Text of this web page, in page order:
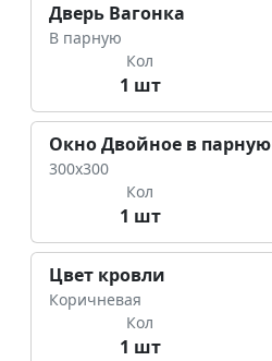
Дверь Вагонка
В парную
Кол
1 шт
Окно Двойное в парную
300х300
Кол
1 шт
Цвет кровли
Коричневая
Кол
1 шт